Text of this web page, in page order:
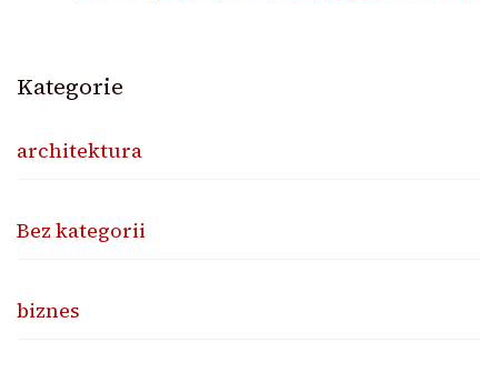
Kategorie
architektura
Bez kategorii
biznes